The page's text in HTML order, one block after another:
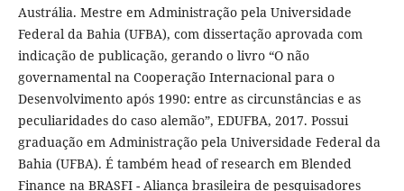
Austrália. Mestre em Administração pela Universidade
Federal da Bahia (UFBA), com dissertação aprovada com
indicação de publicação, gerando o livro “O não
governamental na Cooperação Internacional para o
Desenvolvimento após 1990: entre as circunstâncias e as
peculiaridades do caso alemão”, EDUFBA, 2017. Possui
graduação em Administração pela Universidade Federal da
Bahia (UFBA). É também head of research em Blended
Finance na BRASFI - Aliança brasileira de pesquisadores